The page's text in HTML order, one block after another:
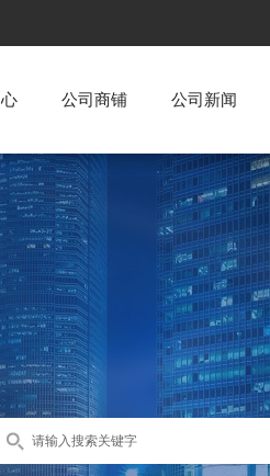
公司商铺 公司新闻